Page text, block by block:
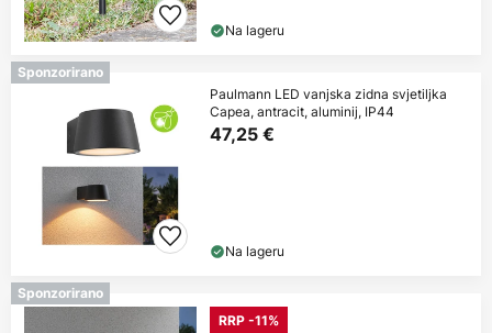
Na lageru
Sponzorirano
Paulmann LED vanjska zidna svjetiljka
Capea, antracit, aluminij, IP44
47,25 €
Na lageru
Sponzorirano
RRP -11%